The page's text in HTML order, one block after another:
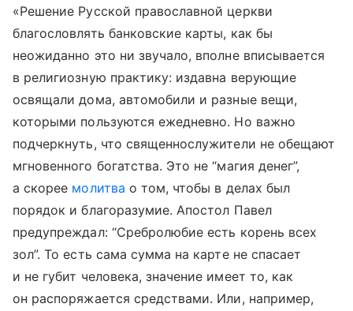
«Решение Русской православной церкви
благословлять банковские карты, как бы
неожиданно это ни звучало, вполне вписывается
в религиозную практику: издавна верующие
освящали дома, автомобили и разные вещи,
которыми пользуются ежедневно. Но важно
подчеркнуть, что священнослужители не обещают
мгновенного богатства. Это не “магия денег”,
а скорее молитва о том, чтобы в делах был
порядок и благоразумие. Апостол Павел
предупреждал: “Сребролюбие есть корень всех
зол”. То есть сама сумма на карте не спасает
и не губит человека, значение имеет то, как
он распоряжается средствами. Или, например,